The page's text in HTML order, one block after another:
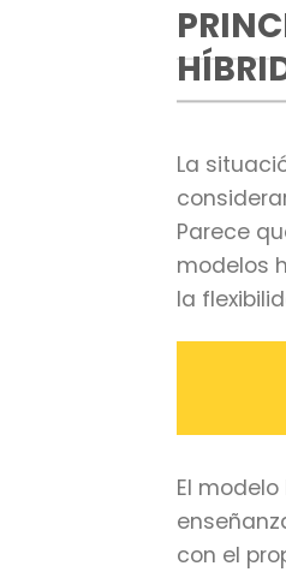
La
Parece
modelos
la
El
con el